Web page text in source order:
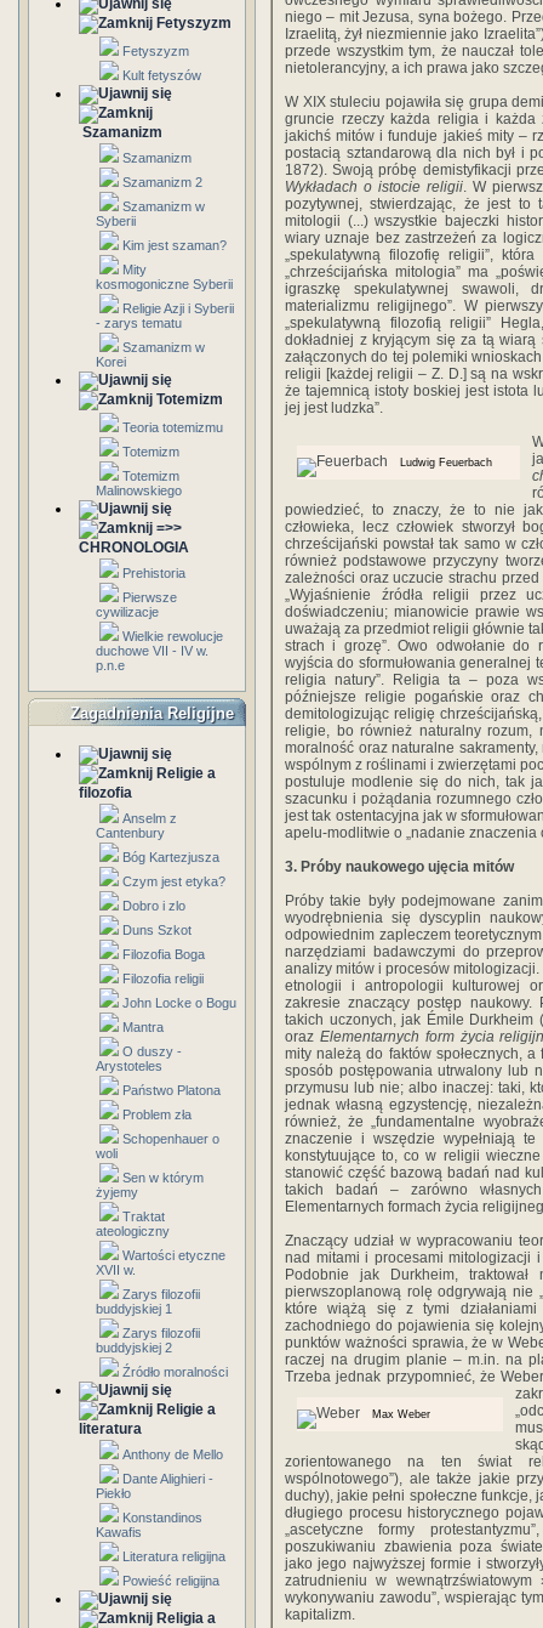
Fetyszyzm
Fetyszyzm
Kult fetyszów
Szamanizm
Szamanizm
Szamanizm 2
Szamanizm w
Syberii
Kim jest szaman?
Mity
kosmogoniczne Syberii
Religie Azji i Syberii
- zarys tematu
Szamanizm w
Korei
Totemizm
Teoria totemizmu
Totemizm
Totemizm
Malinowskiego
=>>
CHRONOLOGIA
Prehistoria
Pierwsze
cywilizacje
Wielkie rewolucje
duchowe VII - IV w.
p.n.e
Zagadnienia Religijne
Religie a
filozofia
Anselm z
Cantenbury
Bóg Kartezjusza
Czym jest etyka?
Dobro i zlo
Duns Szkot
Filozofia Boga
Filozofia religii
John Locke o Bogu
Mantra
O duszy -
Arystoteles
Państwo Platona
Problem zła
Schopenhauer o
woli
Sen w którym
żyjemy
Traktat
ateologiczny
Wartości etyczne
XVII w.
Zarys filozofii
buddyjskiej 1
Zarys filozofii
buddyjskiej 2
Źródło moralności
Religie a
literatura
Anthony de Mello
Dante Alighieri -
Piekło
Konstandinos
Kawafis
Literatura religijna
Powieść religijna
Religia a
niego – mit Jezusa, syna bożego.
Izraelitą, żył niezmiennie jako
przede wszystkim tym, że nauczał
nietolerancyjny, a ich prawa jako
W XIX stuleciu pojawiła się grupa
gruncie rzeczy każda religia i każda
jakichś mitów i funduje jakieś mity –
postacią sztandarową dla nich był i
1872). Swoją próbę demistyfikacji
Wykładach o istocie religii. W
pozytywnej, stwierdzając, że jest to
mitologii (...) wszystkie bajeczki
wiary uznaje bez zastrzeżeń za
„spekulatywną filozofię religii”,
„chrześcijańska mitologia” ma
igraszkę spekulatywnej swawoli,
materializmu religijnego”. W
„spekulatywną filozofią religii”
dokładniej z kryjącym się za tą
załączonych do tej polemiki
religii [każdej religii – Z. D.] są na
że tajemnicą istoty boskiej jest istota
jej jest ludzka”.
Ludwig Feuerbach
powiedzieć, to znaczy, że to nie
człowieka, lecz człowiek stworzył
chrześcijański powstał tak samo w
również podstawowe przyczyny
zależności oraz uczucie strachu
„Wyjaśnienie źródła religii przez
doświadczeniu; mianowicie prawie
uważają za przedmiot religii głównie
strach i grozę”. Owo odwołanie
wyjścia do sformułowania generalnej
religia natury”. Religia ta – poza
późniejsze religie pogańskie oraz
demitologizując religię
religie, bo również naturalny rozum,
moralność oraz naturalne
wspólnym z roślinami i zwierzętami
postuluje modlenie się do nich, tak
szacunku i pożądania rozumnego
jest tak ostentacyjna jak w
apelu-modlitwie o „nadanie
3. Próby naukowego ujęcia mitów
Próby takie były podejmowane
wyodrębnienia się dyscyplin
odpowiednim zapleczem
narzędziami badawczymi do
analizy mitów i procesów
etnologii i antropologii kulturowej
zakresie znaczący postęp naukowy.
takich uczonych, jak Émile
oraz Elementarnych form życia
mity należą do faktów społecznych,
sposób postępowania utrwalony lub
przymusu lub nie; albo inaczej: taki,
jednak własną egzystencję,
również, że „fundamentalne
znaczenie i wszędzie wypełniają
konstytuujące to, co w religii
stanowić część bazową badań nad
takich badań – zarówno
Elementarnych formach życia
Znaczący udział w wypracowaniu
nad mitami i procesami mitologizacji
Podobnie jak Durkheim,
pierwszoplanową rolę odgrywają nie
które wiążą się z tymi
zachodniego do pojawienia się
punktów ważności sprawia, że w
raczej na drugim planie – m.in. na
Trzeba jednak przypomnieć, że
Max Weber
zorientowanego na ten świat
wspólnotowego”), ale także jakie
duchy), jakie pełni społeczne
długiego procesu historycznego
„ascetyczne formy
poszukiwaniu zbawienia poza
jako jego najwyższej formie i
zatrudnieniu w
wykonywaniu zawodu”, wspierając
kapitalizm.